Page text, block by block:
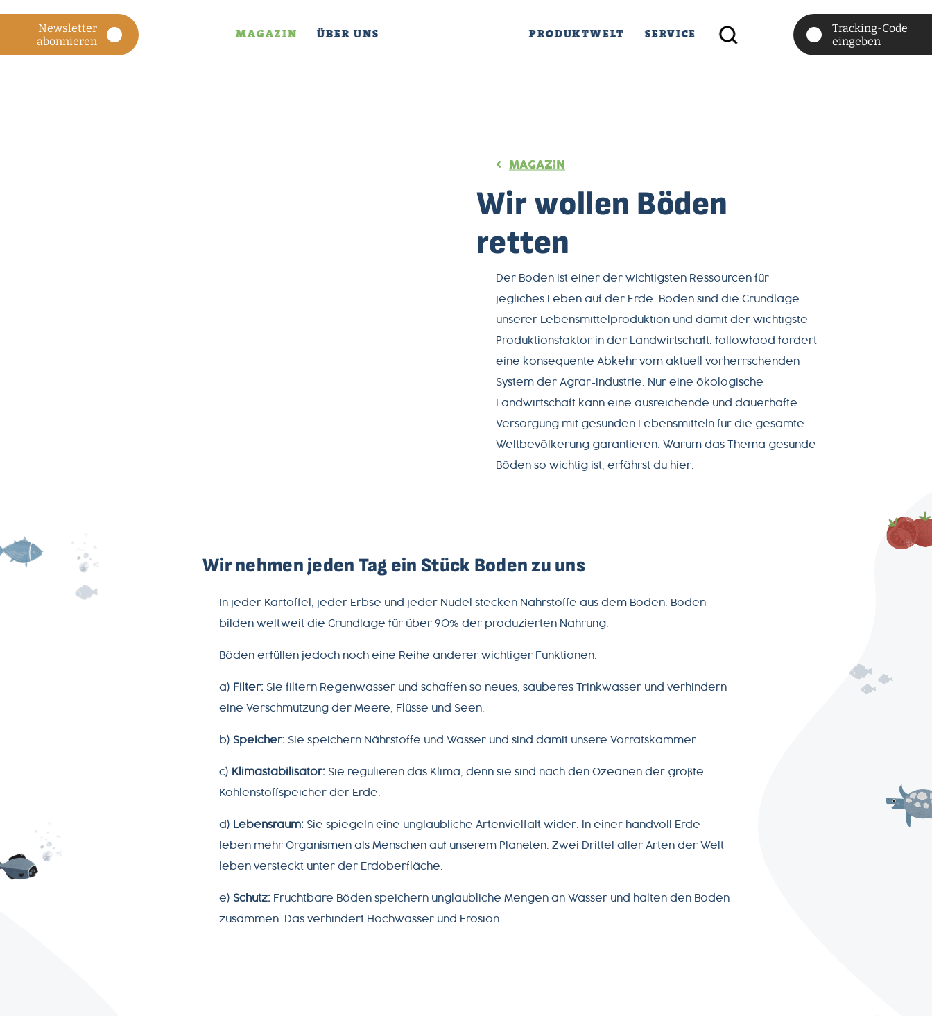
MAGAZIN ÜBER UNS PRODUKTWELT SERVICE
Newsletter
abonnieren
Tracking-Code
eingeben
MAGAZIN
Wir wollen Böden
retten
Der Boden ist einer der wichtigsten Ressourcen für
jegliches Leben auf der Erde. Böden sind die Grundlage
unserer Lebensmittelproduktion und damit der wichtigste
Produktionsfaktor in der Landwirtschaft. followfood fordert
eine konsequente Abkehr vom aktuell vorherrschenden
System der Agrar-Industrie. Nur eine ökologische
Landwirtschaft kann eine ausreichende und dauerhafte
Versorgung mit gesunden Lebensmitteln für die gesamte
Weltbevölkerung garantieren. Warum das Thema gesunde
Böden so wichtig ist, erfährst du hier:
Wir nehmen jeden Tag ein Stück Boden zu uns
In jeder Kartoffel, jeder Erbse und jeder Nudel stecken Nährstoffe aus dem Boden. Böden
bilden weltweit die Grundlage für über 90% der produzierten Nahrung.
Böden erfüllen jedoch noch eine Reihe anderer wichtiger Funktionen:
a) Filter: Sie filtern Regenwasser und schaffen so neues, sauberes Trinkwasser und verhindern
eine Verschmutzung der Meere, Flüsse und Seen.
b) Speicher: Sie speichern Nährstoffe und Wasser und sind damit unsere Vorratskammer.
c) Klimastabilisator: Sie regulieren das Klima, denn sie sind nach den Ozeanen der größte
Kohlenstoffspeicher der Erde.
d) Lebensraum: Sie spiegeln eine unglaubliche Artenvielfalt wider. In einer handvoll Erde
leben mehr Organismen als Menschen auf unserem Planeten. Zwei Drittel aller Arten der Welt
leben versteckt unter der Erdoberfläche.
e) Schutz: Fruchtbare Böden speichern unglaubliche Mengen an Wasser und halten den Boden
zusammen. Das verhindert Hochwasser und Erosion.